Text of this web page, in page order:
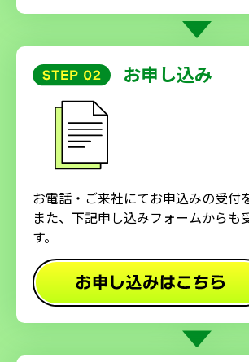
お申し込み
お電話・ご来社にてお申込みの受付
また、下記申し込みフォームからも
す。